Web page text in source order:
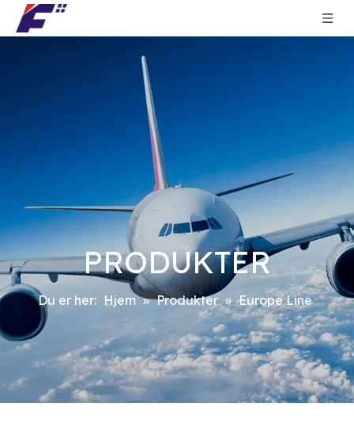
PRODUKTER
Du er her: Hjem » Produkter » Europe Line